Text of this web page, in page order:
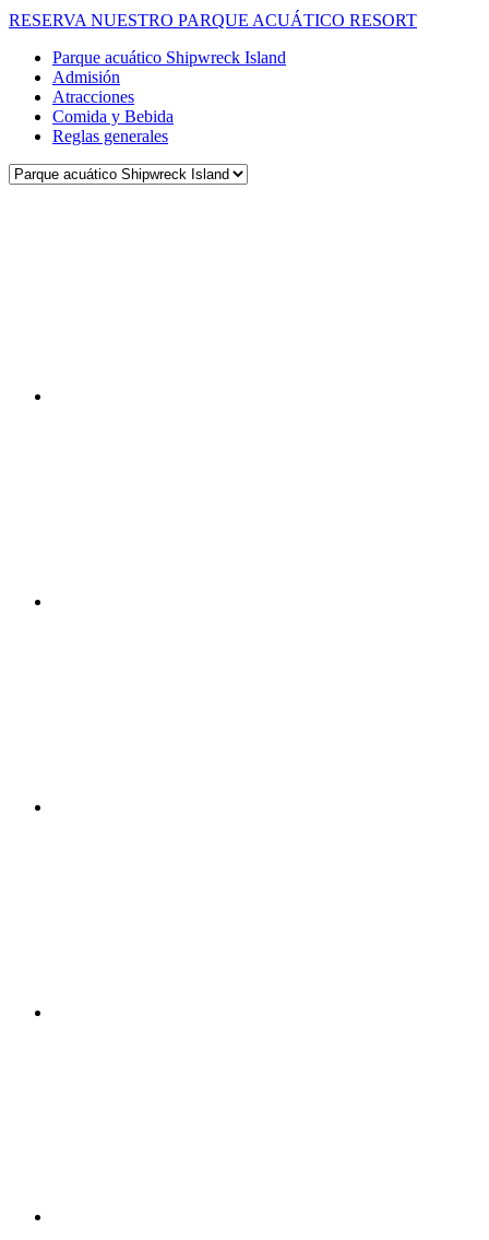
RESERVA NUESTRO PARQUE ACUÁTICO RESORT
Parque acuático Shipwreck Island
Admisión
Atracciones
Comida y Bebida
Reglas generales